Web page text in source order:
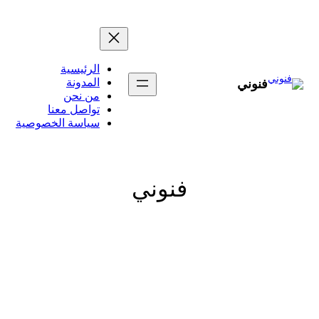
فنوني
الرئيسية
المدونة
من نحن
تواصل معنا
سياسة الخصوصية
فنوني